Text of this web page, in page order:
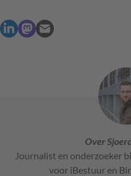
Over
Journalist en onderzoeker
voor iBestuur en